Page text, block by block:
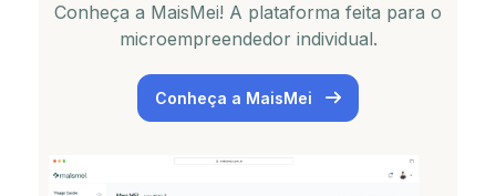
Conheça a MaisMei! A plataforma feita para o
microempreendedor individual.
Conheça a MaisMei